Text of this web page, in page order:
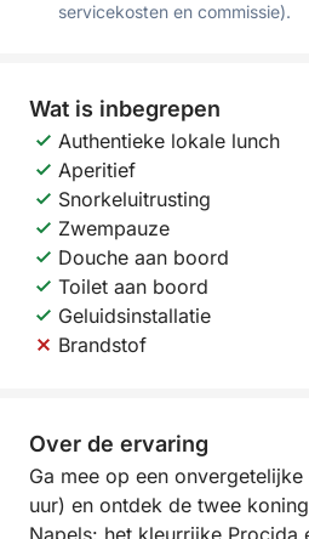
servicekosten en commissie).
Wat is inbegrepen
Authentieke lokale lunch
Aperitief
Snorkeluitrusting
Zwempauze
Douche aan boord
Toilet aan boord
Geluidsinstallatie
Brandstof
Over de ervaring
Ga mee op een
uur) en ontdek de twee
Napels: het kleurrijke Procida